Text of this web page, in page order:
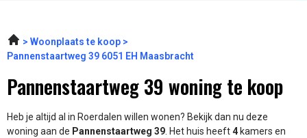
Woonplaats te koop
Pannenstaartweg 39 6051 EH Maasbracht
Pannenstaartweg 39 woning te koop
Heb je altijd al in Roerdalen willen wonen? Bekijk dan nu deze
woning aan de Pannenstaartweg 39. Het huis heeft4 kamers en